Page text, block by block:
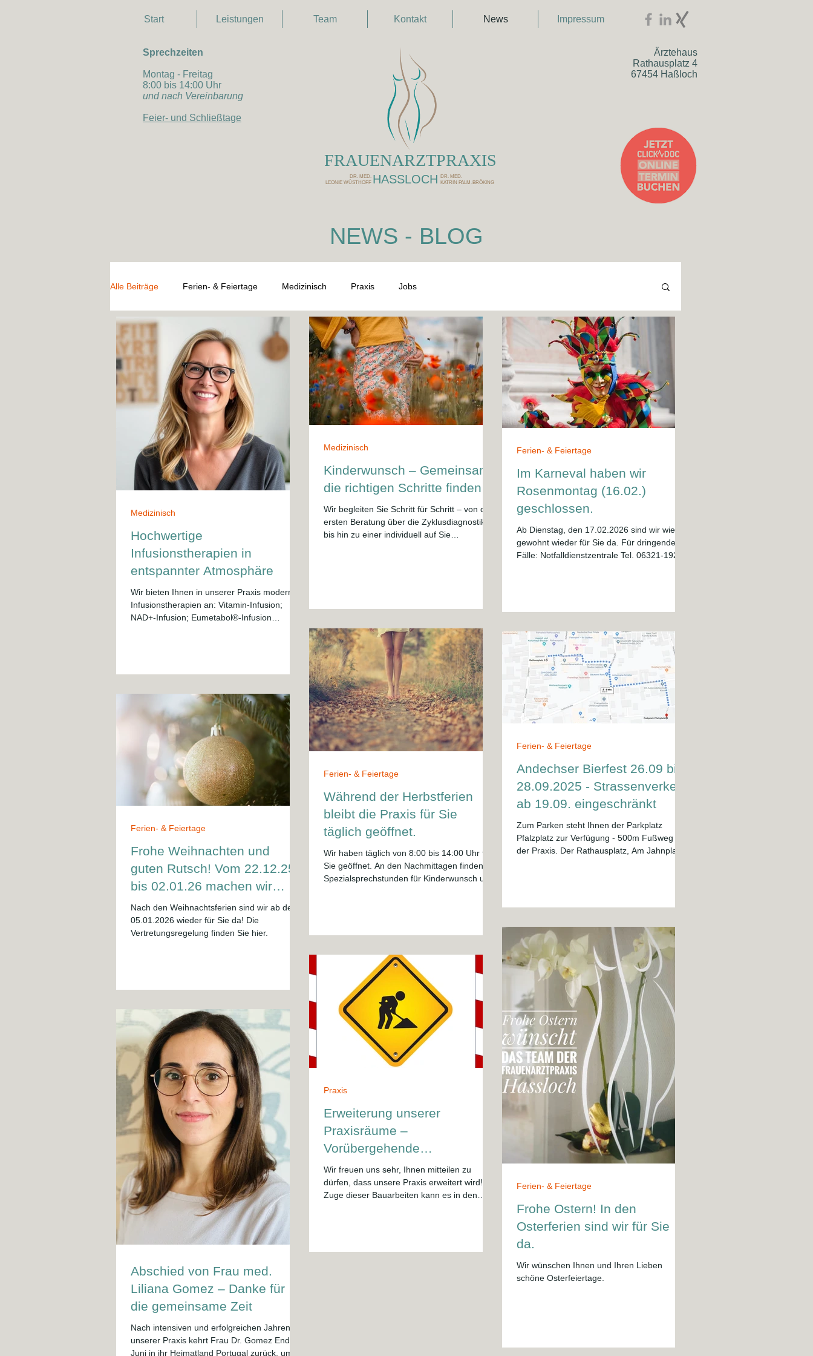
Start Leistungen Team Kontakt News Impressum
Sprechzeiten
Montag - Freitag
8:00 bis 14:00 Uhr
und nach Vereinbarung
Feier- und Schließtage
FRAUENARZTPRAXIS
DR. MED.
LEONIE WÜSTHOFF HASSLOCH
DR. MED.
KATRIN PALM-BRÖKING
Ärztehaus
Rathausplatz 4
67454 Haßloch
Alle Beiträge Ferien- & Feiertage Medizinisch Praxis Jobs
Hochwertige
Infusionstherapien in
entspannter Atmosphäre
Wir bieten Ihnen in unserer Praxis moderne
Infusionstherapien an: Vitamin-Infusion;
NAD+-Infusion; Eumetabol®️-Infusion
Medizinisch
Kinderwunsch – Gemeinsam
die richtigen Schritte finden
Wir begleiten Sie Schritt für Schritt – von der
ersten Beratung über die Zyklusdiagnostik
bis hin zu einer individuell auf Sie
zu Ihrem Wunschkind.
Medizinisch
Im Karneval haben wir
Rosenmontag (16.02.)
geschlossen.
Ab Dienstag, den 17.02.2026 sind wir wie
gewohnt wieder für Sie da. Für dringenden
Fälle: Notfalldienstzentrale Tel. 06321-19292
Ferien- & Feiertage
Frohe Weihnachten und
guten Rutsch! Vom 22.12.25
bis 02.01.26 machen wir
Ferien.
Nach den Weihnachtsferien sind wir ab dem
05.01.2026 wieder für Sie da! Die
Vertretungsregelung finden Sie hier.
Ferien- & Feiertage
Während der Herbstferien
bleibt die Praxis für Sie
täglich geöffnet.
Wir haben täglich von 8:00 bis 14:00 Uhr für
Sie geöffnet. An den Nachmittagen finden
Spezialsprechstunden für Kinderwunsch und
Ferien- & Feiertage
Andechser Bierfest 26.09 bis
28.09.2025 - Strassenverkehr
ab 19.09. eingeschränkt
Zum Parken steht Ihnen der Parkplatz
Pfalzplatz zur Verfügung - 500m Fußweg von
der Praxis. Der Rathausplatz, Am Jahnplatz,
Ferien- & Feiertage
Abschied von Frau med.
Liliana Gomez – Danke für
die gemeinsame Zeit
Nach intensiven und erfolgreichen Jahren in
unserer Praxis kehrt Frau Dr. Gomez Ende
Juni in ihr Heimatland Portugal zurück, um
Erweiterung unserer
Praxisräume –
Vorübergehende
Einschränkungen im
Laborbereich
Wir freuen uns sehr, Ihnen mitteilen zu
dürfen, dass unsere Praxis erweitert wird! Im
Zuge dieser Bauarbeiten kann es in den
Praxis
Frohe Ostern! In den
Osterferien sind wir für Sie
da.
Wir wünschen Ihnen und Ihren Lieben
schöne Osterfeiertage.
Ferien- & Feiertage
NEWS - BLOG